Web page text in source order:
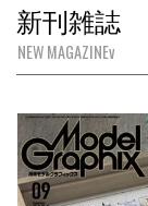
新刊雑誌
NEW MAGAZINEv